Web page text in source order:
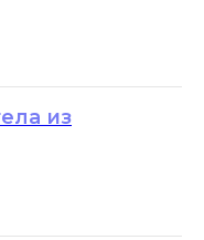
из